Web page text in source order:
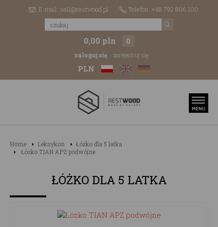
E-mail: sell@restwood.pl Telefon: +48 792 806 100
0,00 pln 0
zaloguj się zarejestruj się
PLN
Home Leksykon
Łóżko dla 5 latka
Łóżko TIAN APZ podwójne
ŁÓŻKO DLA 5 LATKA